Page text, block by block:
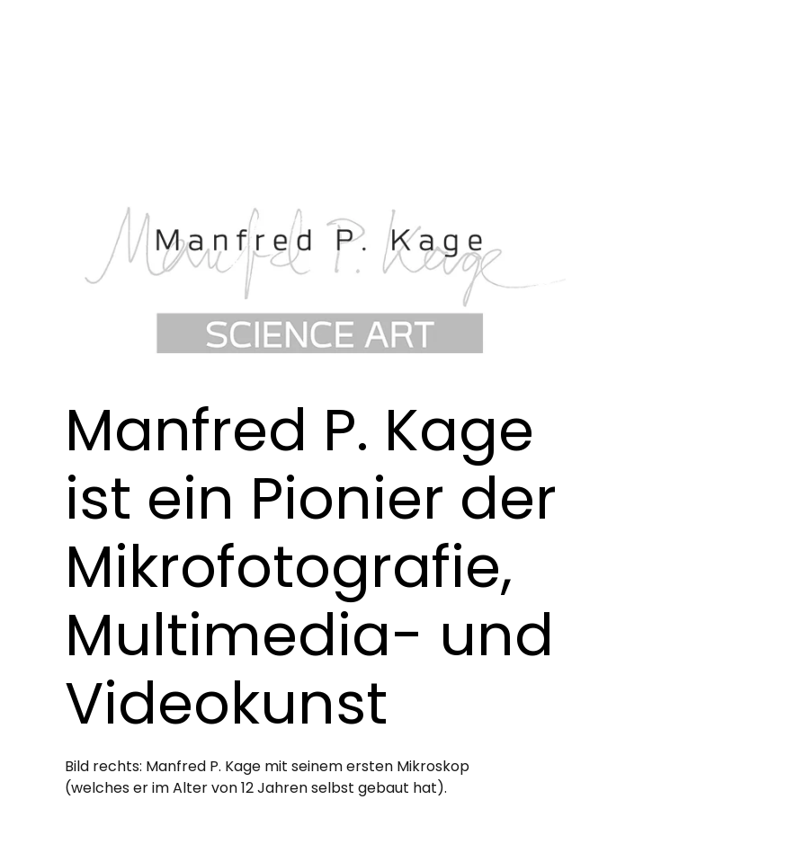
Manfred P. Kage
ist ein Pionier der
Mikrofotografie,
Multimedia- und
Videokunst
Bild rechts: Manfred P. Kage mit seinem ersten Mikroskop
(welches er im Alter von 12 Jahren selbst gebaut hat).